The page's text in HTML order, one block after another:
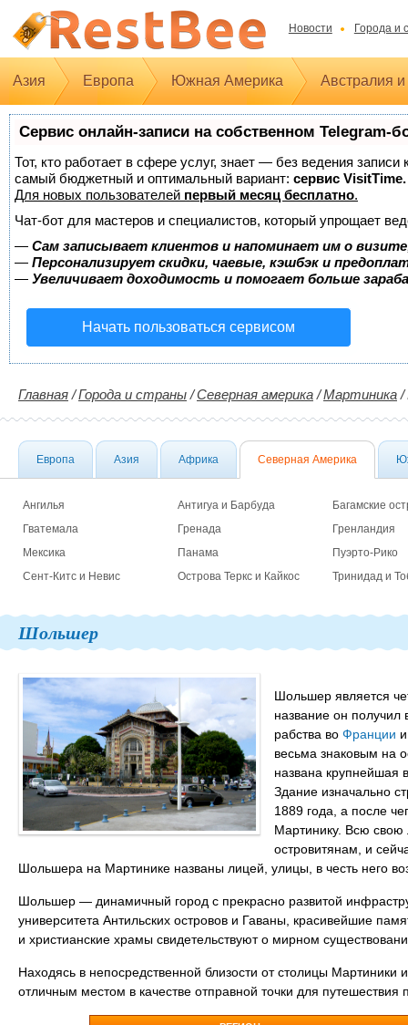
Новости Города и
Азия Европа Южная Америка Австралия
Сервис онлайн-записи на собственном Telegram-
Тот, кто работает в сфере услуг, знает — без ведения
самый бюджетный и оптимальный вариант: сервис VisitTime.
Для новых пользователей первый месяц бесплатно.
Чат-бот для мастеров и специалистов, который упрощает
— Сам записывает клиентов и напоминает им о
— Персонализирует скидки, чаевые, кэшбэк и
— Увеличивает доходимость и помогает больше
Начать пользоваться сервисом
Главная /Города и страны /Северная америка /Мартиника /
Европа Азия Африка Северная Америка
Ангилья Антигуа и Барбуда
Багамские
Гватемала
Гренада
Гренландия
Мексика
Панама
Пуэрто-Рико
Сент-Китс и Невис
Острова Теркс и Кайкос Тринидад и
Шольшер
Шольшер является
название он
рабства во Франции
весьма знаковым на
названа крупнейшая
Здание изначально
1889 года, а после
Мартинику. Всю свою
островитянам, и
Шольшера на Мартинике названы лицей, улицы, в честь него
Шольшер — динамичный город с прекрасно развитой
университета Антильских островов и Гаваны, красивейшие
и христианские храмы свидетельствуют о мирном
Находясь в непосредственной близости от столицы
отличным местом в качестве отправной точки для путешествия